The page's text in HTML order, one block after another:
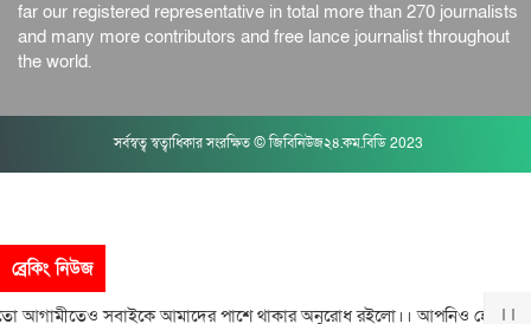
far our registered representative in total more than 270 journalists
and many more contributors and free lance journalist throughout
the world.
সর্বস্বত্ব স্বত্বাধিকার সংরক্ষিত © জিবিনিউজ২৪.কম.বিডি 2023
ব্রেকিং নিউজ
সবাইকে আমাদের পাশে থাকার অনুরোধ রইলো।। আপনিও হোন